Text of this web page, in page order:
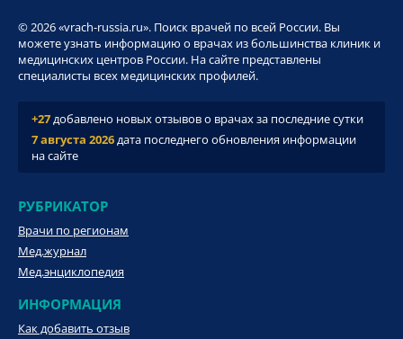
© 2026 «vrach-russia.ru». Поиск врачей по всей России. Вы
можете узнать информацию о врачах из большинства клиник и
медицинских центров России. На сайте представлены
специалисты всех медицинских профилей.
+27добавлено новых отзывов о врачах за последние сутки
7 августа 2026дата последнего обновления информации
на сайте
РУБРИКАТОР
Врачи по регионам
Мед.журнал
Мед.энциклопедия
ИНФОРМАЦИЯ
Как добавить отзыв